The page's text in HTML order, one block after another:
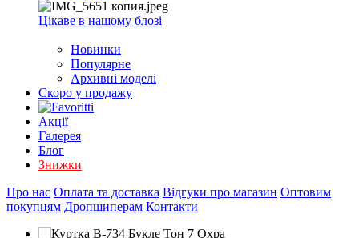
Цікаве в нашому блозі
Новинки
Популярне
Архивні моделі
Скоро у продажу
Акції
Галерея
Блог
Знижки
Про нас Оплата та доставка Відгуки про магазин Оптовим
покупцям Дропшиперам Контакти